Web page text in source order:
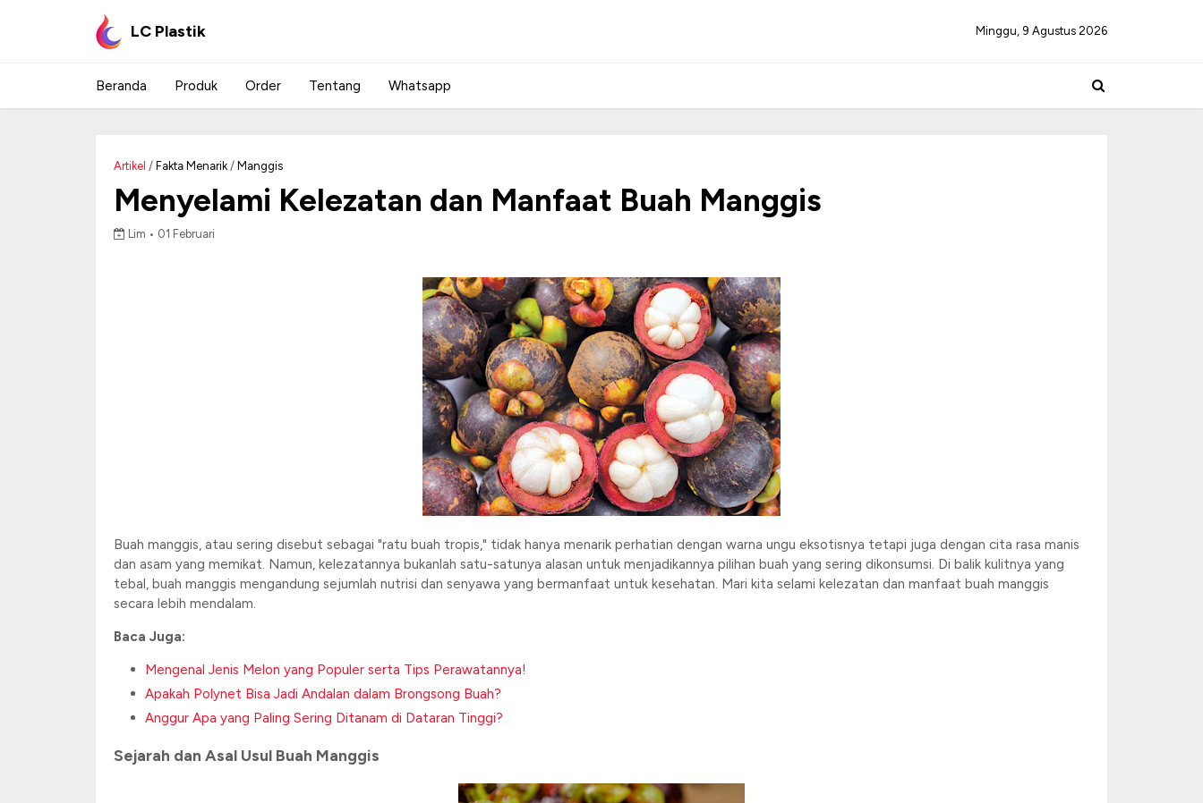
LC Plastik Minggu, 9 Agustus 2026
Beranda Produk Order Tentang Whatsapp
Artikel / Fakta Menarik / Manggis
Menyelami Kelezatan dan Manfaat Buah Manggis
Lim • 01 Februari
Buah manggis, atau sering disebut sebagai "ratu buah tropis," tidak hanya menarik perhatian dengan warna ungu eksotisnya tetapi juga dengan cita rasa manis
dan asam yang memikat. Namun, kelezatannya bukanlah satu-satunya alasan untuk menjadikannya pilihan buah yang sering dikonsumsi. Di balik kulitnya yang
tebal, buah manggis mengandung sejumlah nutrisi dan senyawa yang bermanfaat untuk kesehatan. Mari kita selami kelezatan dan manfaat buah manggis
secara lebih mendalam.
Baca Juga:
Mengenal Jenis Melon yang Populer serta Tips Perawatannya!
Apakah Polynet Bisa Jadi Andalan dalam Brongsong Buah?
Anggur Apa yang Paling Sering Ditanam di Dataran Tinggi?
Sejarah dan Asal Usul Buah Manggis